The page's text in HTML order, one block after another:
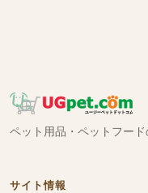
ペット用品・ペットフー
サイト情報